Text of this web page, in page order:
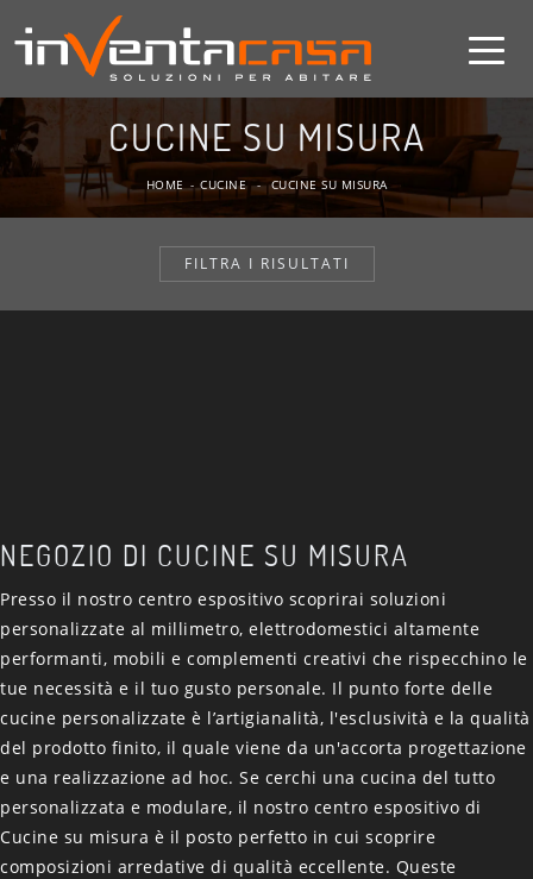
CUCINE SU MISURA
HOME - CUCINE - CUCINE SU MISURA
FILTRA I RISULTATI
NEGOZIO DI CUCINE SU MISURA
Presso il nostro centro espositivo scoprirai soluzioni
personalizzate al millimetro, elettrodomestici altamente
performanti, mobili e complementi creativi che rispecchino le
tue necessità e il tuo gusto personale. Il punto forte delle
cucine personalizzate è l’artigianalità, l'esclusività e la qualità
del prodotto finito, il quale viene da un'accorta progettazione
e una realizzazione ad hoc. Se cerchi una cucina del tutto
personalizzata e modulare, il nostro centro espositivo di
Cucine su misura è il posto perfetto in cui scoprire
composizioni arredative di qualità eccellente. Queste